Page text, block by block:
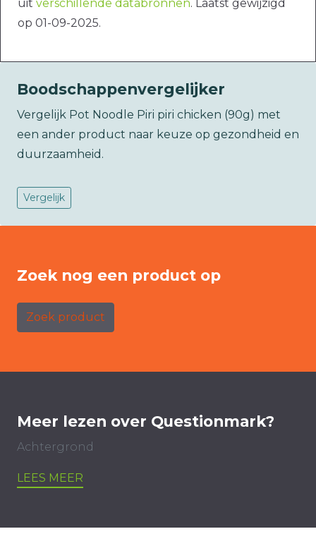
uit verschillende databronnen. Laatst gewijzigd
op 01-09-2025.
Boodschappenvergelijker
Vergelijk Pot Noodle Piri piri chicken (90g) met
een ander product naar keuze op gezondheid en
duurzaamheid.
Vergelijk
Zoek nog een product op
Zoek product
Meer lezen over Questionmark?
Achtergrond
LEES MEER